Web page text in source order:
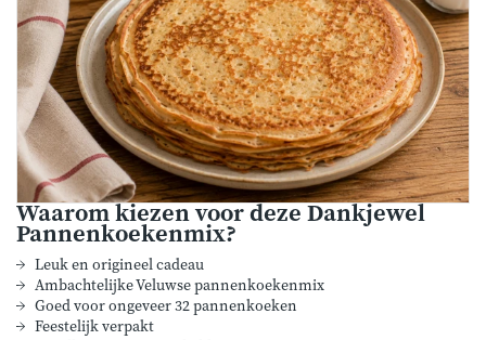
Waarom kiezen voor deze Dankjewel
Pannenkoekenmix?
Leuk en origineel cadeau
Ambachtelijke Veluwse pannenkoekenmix
Goed voor ongeveer 32 pannenkoeken
Feestelijk verpakt